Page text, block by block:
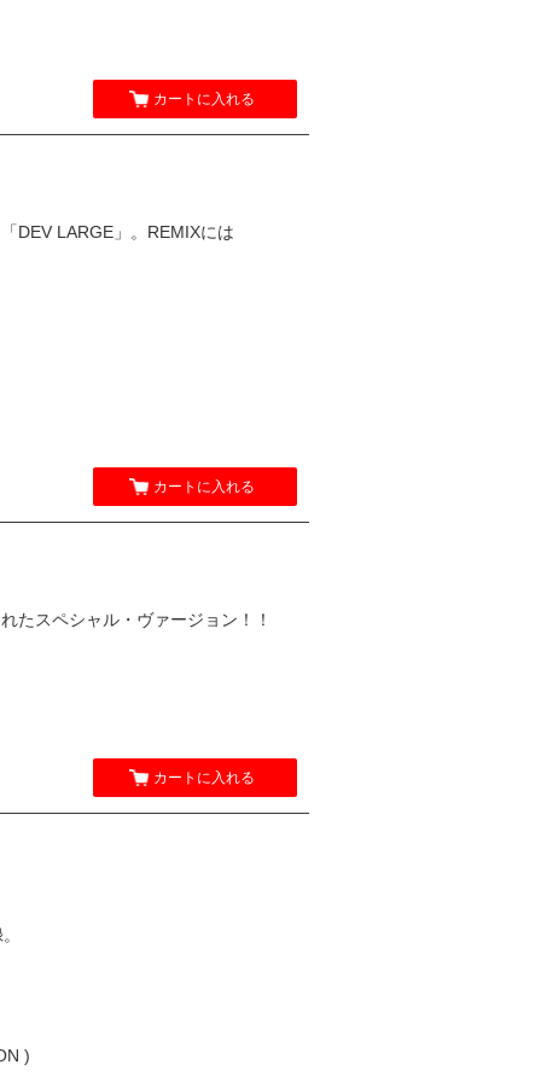
カートに入れる
DEV LARGE」。REMIXには
カートに入れる
たスペシャル・ヴァージョン！！
カートに入れる
)